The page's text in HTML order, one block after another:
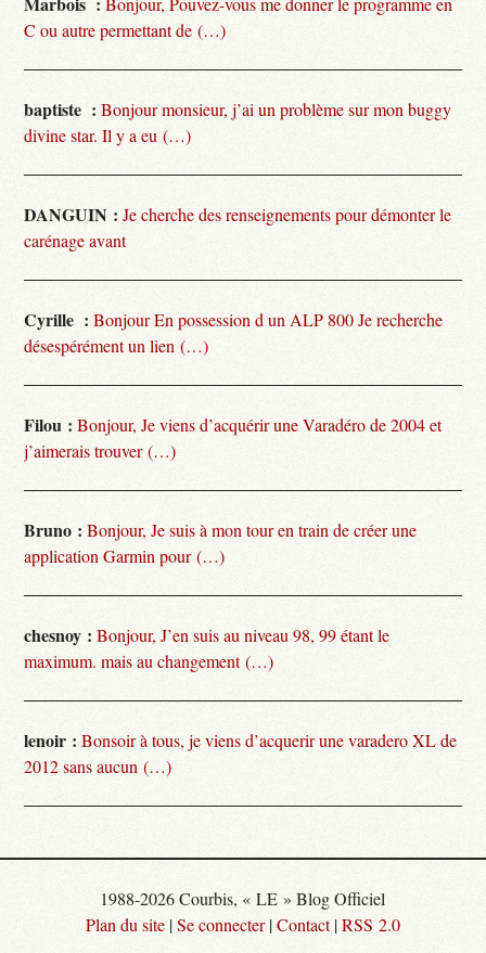
C ou autre permettant de (…)
baptiste : Bonjour monsieur, j’ai un problème sur mon buggy
divine star. Il y a eu (…)
DANGUIN : Je cherche des renseignements pour démonter le
carénage avant
Cyrille : Bonjour En possession d un ALP 800 Je recherche
désespérément un lien (…)
Filou : Bonjour, Je viens d’acquérir une Varadéro de 2004 et
j’aimerais trouver (…)
Bruno : Bonjour, Je suis à mon tour en train de créer une
application Garmin pour (…)
chesnoy : Bonjour, J’en suis au niveau 98, 99 étant le
maximum. mais au changement (…)
lenoir : Bonsoir à tous, je viens d’acquerir une varadero XL de
2012 sans aucun (…)
1988-2026 Courbis, « LE » Blog Officiel
Plan du site |Se connecter|Contact|RSS 2.0